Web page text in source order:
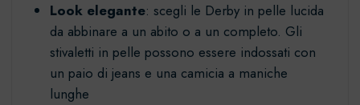
Look elegante: scegli le Derby in pelle lucida
da abbinare a un abito o a un completo. Gli
stivaletti in pelle possono essere indossati con
un paio di jeans e una camicia a maniche
lunghe